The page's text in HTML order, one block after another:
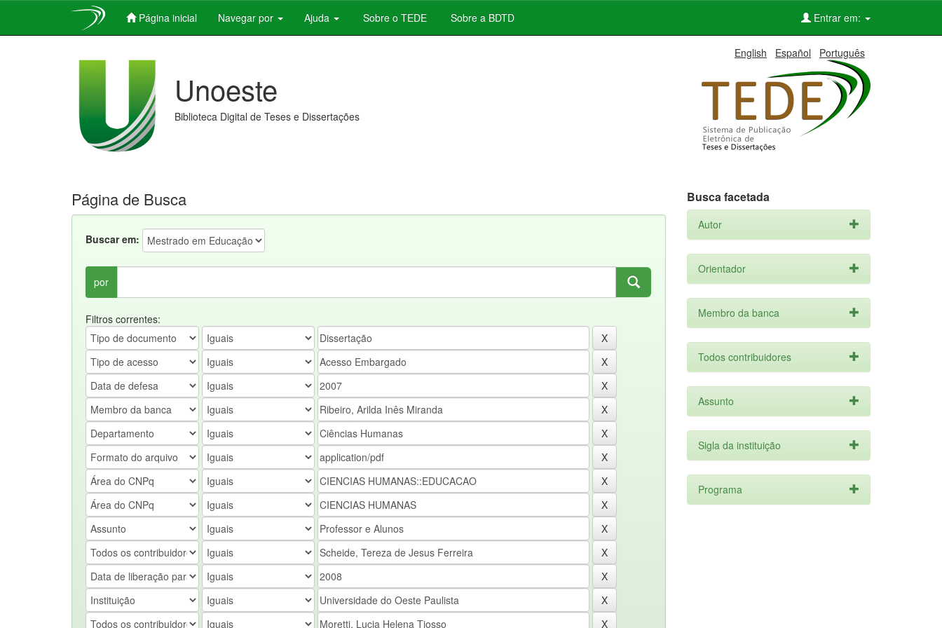
Página inicial Navegar por Ajuda Sobre o TEDE Sobre a BDTD Entrar em:
English Español Português
Unoeste
Biblioteca Digital de Teses e Dissertações
Página de Busca
Buscar em:
por
Filtros correntes:
Busca facetada
Autor
Orientador
Membro da banca
Todos contribuidores
Assunto
Sigla da instituição
Programa